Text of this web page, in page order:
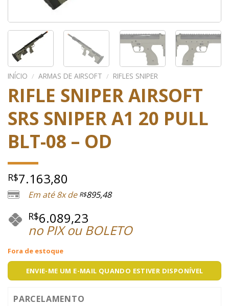
INÍCIO / ARMAS DE AIRSOFT / RIFLES SNIPER
RIFLE SNIPER AIRSOFT
SRS SNIPER A1 20 PULL
BLT-08 – OD
R$7.163,80
Em até 8x de R$895,48
R$6.089,23
no PIX ou BOLETO
Fora de estoque
ENVIE-ME UM E-MAIL QUANDO ESTIVER DISPONÍVEL
PARCELAMENTO